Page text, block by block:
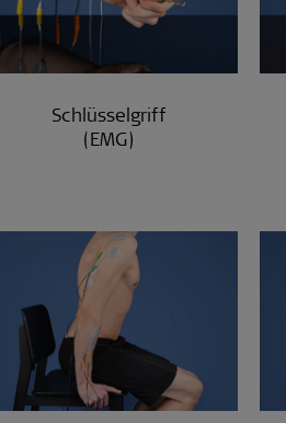
Schlüsselgriff
(EMG)